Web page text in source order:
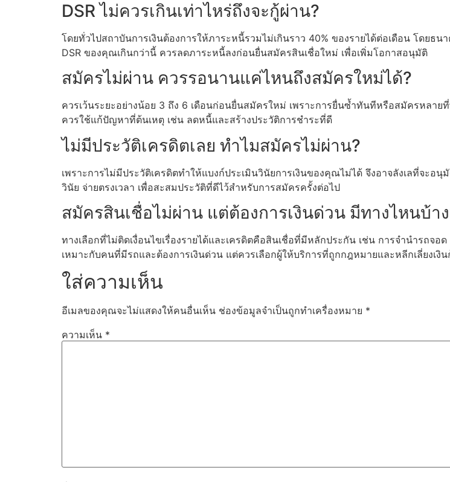
DSR ไม่ควรเกินเท่าไหร่ถึงจะกู้ผ่าน?
โดยทั่วไปสถาบันการเงินต้องการให้ภาระหนี้รวมไม่เกินราว 40% ของรายได้ต่อเดือน โดยธ
DSR ของคุณเกินกว่านี้ ควรลดภาระหนี้ลงก่อนยื่นสมัครสินเชื่อใหม่ เพื่อเพิ่มโอกาสอนุมัติ
สมัครไม่ผ่าน ควรรอนานแค่ไหนถึงสมัครใหม่ได้?
ควรเว้นระยะอย่างน้อย 3 ถึง 6 เดือนก่อนยื่นสมัครใหม่ เพราะการยื่นซ้ำทันทีหรือสมัครหลาย
ควรใช้แก้ปัญหาที่ต้นเหตุ เช่น ลดหนี้และสร้างประวัติการชำระที่ดี
ไม่มีประวัติเครดิตเลย ทำไมสมัครไม่ผ่าน?
เพราะการไม่มีประวัติเครดิตทำให้แบงก์ประเมินวินัยการเงินของคุณไม่ได้ จึงอาจลังเลที่จะ
วินัย จ่ายตรงเวลา เพื่อสะสมประวัติที่ดีไว้สำหรับการสมัครครั้งต่อไป
สมัครสินเชื่อไม่ผ่าน แต่ต้องการเงินด่วน มีทางไหนบ้า
ทางเลือกที่ไม่ติดเงื่อนไขเรื่องรายได้และเครดิตคือสินเชื่อที่มีหลักประกัน เช่น การจำนำรถ
เหมาะกับคนที่มีรถและต้องการเงินด่วน แต่ควรเลือกผู้ให้บริการที่ถูกกฎหมายและหลีกเลี่ยงเงิ
ใส่ความเห็น
อีเมลของคุณจะไม่แสดงให้คนอื่นเห็น ช่องข้อมูลจำเป็นถูกทำเครื่องหมาย *
ความเห็น *